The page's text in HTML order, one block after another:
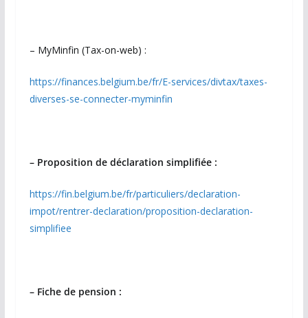
– MyMinfin (Tax-on-web) :
https://finances.belgium.be/fr/E-services/divtax/taxes-
diverses-se-connecter-myminfin
– Proposition de déclaration simplifiée :
https://fin.belgium.be/fr/particuliers/declaration-
impot/rentrer-declaration/proposition-declaration-
simplifiee
– Fiche de pension :